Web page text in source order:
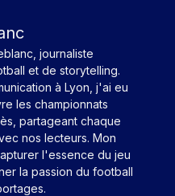
journaliste
et de storytelling.
à Lyon, j'ai eu
les championnats
partageant chaque
nos lecteurs. Mon
l'essence du jeu
la passion du football